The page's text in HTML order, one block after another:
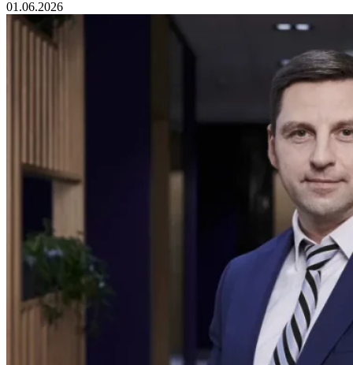
01.06.2026